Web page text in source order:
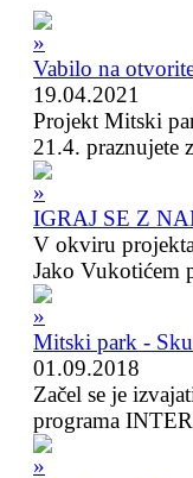
Vabilo na
19.04.2021
Projekt Mitski
21.4. praznujete
IGRAJ SE Z
V okviru
Jako Vukotićem
Mitski park -
01.09.2018
Začel se je
programa